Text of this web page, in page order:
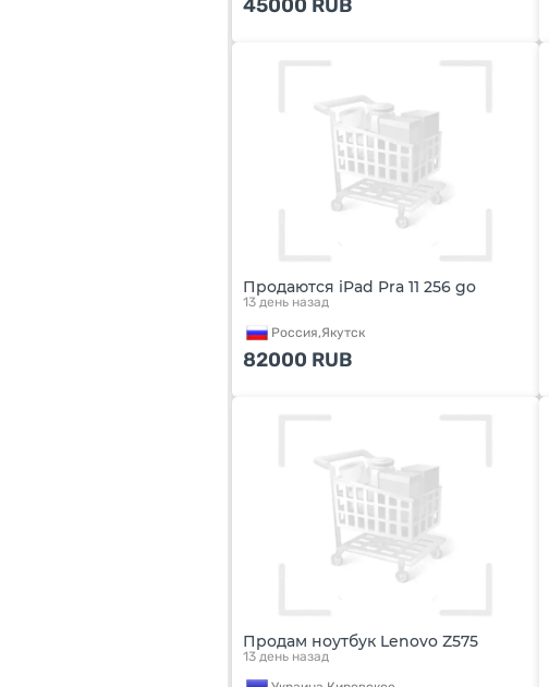
45000 RUB
Продаются iPad Pra 11 256 go
13 день назад
Россия,Якутск
82000 RUB
Продам ноутбук Lenovo Z575
13 день назад